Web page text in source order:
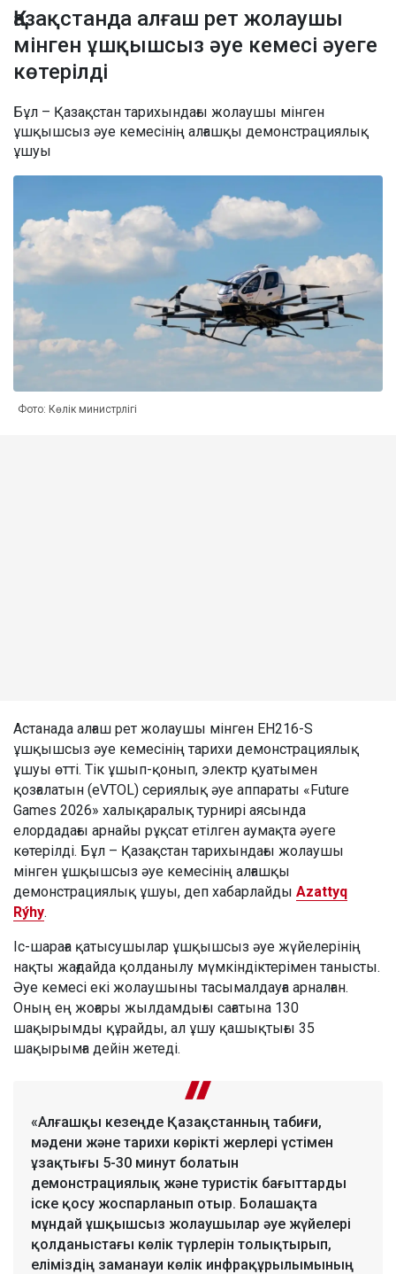
Қазақстанда алғаш рет жолаушы
мінген ұшқышсыз әуе кемесі әуеге
көтерілді
Бұл – Қазақстан тарихындағы жолаушы мінген
ұшқышсыз әуе кемесінің алғашқы демонстрациялық
ұшуы
Фото: Көлік министрлігі
Астанада алғаш рет жолаушы мінген EH216-S
ұшқышсыз әуе кемесінің тарихи демонстрациялық
ұшуы өтті. Тік ұшып-қонып, электр қуатымен
қозғалатын (eVTOL) сериялық әуе аппараты «Future
Games 2026» халықаралық турнирі аясында
елордадағы арнайы рұқсат етілген аумақта әуеге
көтерілді. Бұл – Қазақстан тарихындағы жолаушы
мінген ұшқышсыз әуе кемесінің алғашқы
демонстрациялық ұшуы, деп хабарлайды Azattyq
Rýhy.
Іс-шараға қатысушылар ұшқышсыз әуе жүйелерінің
нақты жағдайда қолданылу мүмкіндіктерімен танысты.
Әуе кемесі екі жолаушыны тасымалдауға арналған.
Оның ең жоғары жылдамдығы сағатына 130
шақырымды құрайды, ал ұшу қашықтығы 35
шақырымға дейін жетеді.
«Алғашқы кезеңде Қазақстанның табиғи,
мәдени және тарихи көрікті жерлері үстімен
ұзақтығы 5-30 минут болатын
демонстрациялық және туристік бағыттарды
іске қосу жоспарланып отыр. Болашақта
мұндай ұшқышсыз жолаушылар әуе жүйелері
қолданыстағы көлік түрлерін толықтырып,
еліміздің заманауи көлік инфрақұрылымының